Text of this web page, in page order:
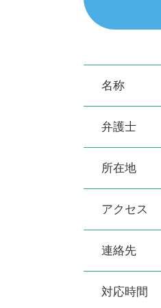
名称
弁護士
所在地
アクセス
連絡先
対応時間